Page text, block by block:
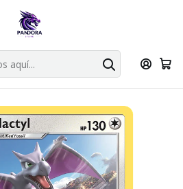
superiores a 49.990 el envio es
Explorar singles
TCG Pokémon TCG
130/181 - Team Up - RARO